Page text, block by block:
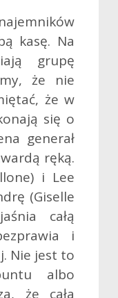
kasę. Na
grupę
że nie
że w
się o
generał
ręką.
i Lee
(Giselle
całą
i
Nie jest to
albo
że cała